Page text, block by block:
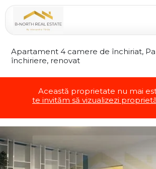
Apartament 4 camere de închiriat,
închiriere, renovat
Această proprietate nu mai
te invităm să vizualizezi